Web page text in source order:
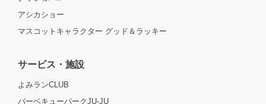
アシカショー
マスコットキャラクター グッド＆ラッキー
サービス・施設
よみランCLUB
バーベキューパークJU-JU